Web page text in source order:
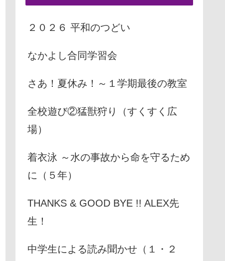
２０２６ 平和のつどい
なかよし合同学習会
さあ！夏休み！～１学期最後の教室
全校遊び②猛獣狩り（すくすく広
場）
着衣泳 ～水の事故から命を守るため
に（５年）
THANKS & GOOD BYE !! ALEX先
生！
中学生による読み聞かせ（１・２